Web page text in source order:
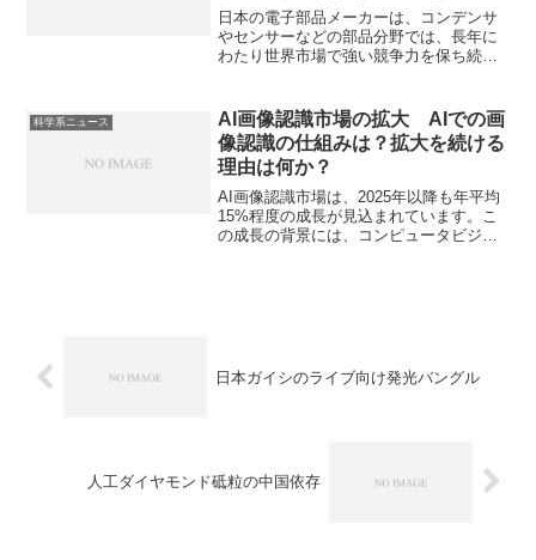
日本の電子部品メーカーは、コンデンサ
やセンサーなどの部品分野では、長年に
わたり世界市場で強い競争力を保ち続け
した電子部品で炭素皮膜抵抗器よりも高
精度で安定しており、温度変化による抵
抗値の変動が少ないのが特徴です。温度
による抵抗変化が小さい理由やノイズが
少ない理由を知ることができます。
科学系ニュース
AI画像認識市場の拡大 AIでの画
像認識の仕組みは？拡大を続ける
理由は何か？
AI画像認識市場は、2025年以降も年平均
15%程度の成長が見込まれています。こ
の成長の背景には、コンピュータビジョ
日本ガイシのライブ向け発光バングル
人工ダイヤモンド砥粒の中国依存